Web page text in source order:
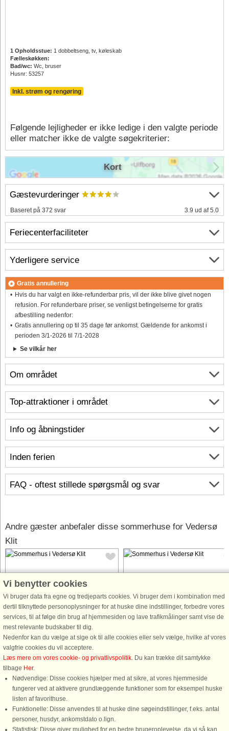
1 Opholdsstue: 1 dobbeltseng, tv, køleskab
Fælleskøkken:
Bad/wc: Wc, bruser
Husnr: 53257
Inkl. strøm og rengøring
Følgende lejligheder er ikke ledige i den valgte periode
eller matcher ikke de valgte søgekriterier:
Om området
Info og åbningstider
Inden ferien
FAQ - oftest stillede spørgsmål og svar
Gæstevurderinger
Baseret på 372 svar 3.9 ud af 5.0
Feriecenterfaciliteter
Yderligere service
Gratis annullering
Hvis du har valgt en ikke-refunderbar pris, vil der ikke blive givet nogen
refusion. For refunderbare priser, se venligst betingelserne for gratis
afbestilling nedenfor:
Gratis annullering op til 35 dage før ankomst. Gældende for ankomst i
perioden 3/1-2026 til 7/1-2028
Se vilkår her
Kort
Top-attraktioner i området
Andre gæster anbefaler disse sommerhuse for Vedersø
Klit
Hus nr: 62909
Vedersø Klit
6 personer, 129 m²
350 m til kyst.
Nyd den fantastiske udsigt over det
charmerende Vedersø Klit med det
ikoniske havmærke i baggrunden.
Drømmer du om en ferie i et æstetisk
smukt sommerhus, beliggende på en
dejlig privat grund med god læ ...
Hus nr: 54424
5 personer, 60 m²
Vesterhavet og klitområder.
Lejligheden hat to værelser, hvoraf
sættes sammen til en dobbeltseng.
dobbeltseng, ...
Vi benytter cookies
Vi bruger data fra egne og tredjeparts cookies. Vi bruger dem i kombination med
dertil tilknyttede personoplysninger for at huske dine indstillinger, forbedre vores
services, til at følge din brug af hjemmesiden og lave trafikmålinger samt vise de
mest relevante budskaber til dig.
Nedenfor kan du vælge at sige ok til alle cookies eller selv vælge, hvilke af vores
valgfrie cookies du vil acceptere.
Læs mere om vores cookie- og privatlivspolitik. Du kan trække dit samtykke
tilbage Her.
Nødvendige: Disse cookies hjælper med at sikre, at vores hjemmeside
fungerer ved at aktivere grundlæggende funktioner som for eksempel huske
listen af favorithuse.
Funktionelle: Disse anvendes til at huske dine søgeindstillinger, f.eks. antal
personer, husdyr, ankomstdato o.lign.
Statistisk: Disse giver mulighed for en bedre brugeroplevelse, da vi så kan